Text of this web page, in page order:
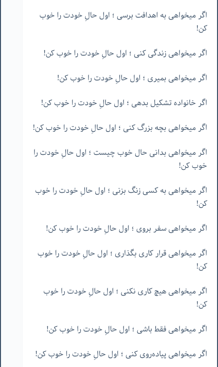
اگر میخواهی به اهدافت برسی ؛ اول حالِ خودت را خوب
کن!
اگر میخواهی زندگی کنی ؛ اول حالِ خودت را خوب کن!
اگر میخواهی بمیری ؛ اول حالِ خودت را خوب کن!
اگر خانواده تشکیل بدهی ؛ اول حالِ خودت را خوب کن!
اگر میخواهی بچه بزرگ کنی ؛ اول حالِ خودت را خوب کن!
اگر میخواهی بدانی حال خوب چیست ؛ اول حالِ خودت را
خوب کن!
اگر میخواهی به کسی زنگ بزنی ؛ اول حالِ خودت را خوب
کن!
اگر میخواهی سفر بروی ؛ اول حالِ خودت را خوب کن!
اگر میخواهی قرار کاری بگذاری ؛ اول حالِ خودت را خوب
کن!
اگر میخواهی هیچ کاری نکنی ؛ اول حالِ خودت را خوب
کن!
اگر میخواهی فقط باشی ؛ اول حالِ خودت را خوب کن!
اگر میخواهی پیاده‌روی کنی ؛ اول حالِ خودت را خوب کن!